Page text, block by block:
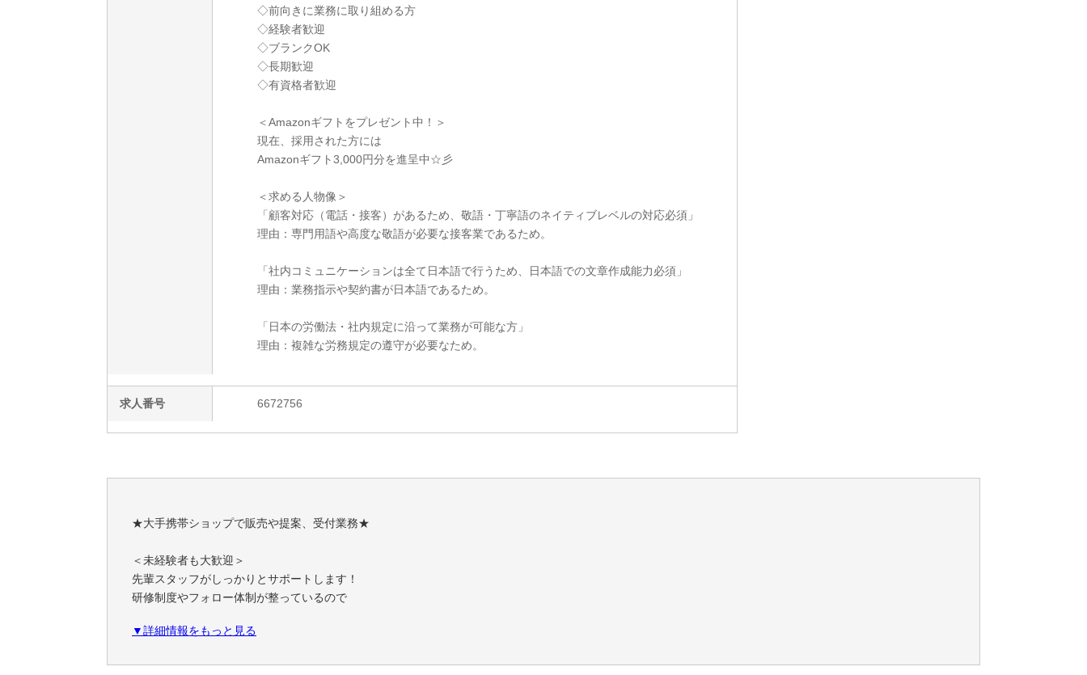
◇前向きに業務に取り組める方
◇経験者歓迎
◇ブランクOK
◇長期歓迎
◇有資格者歓迎
＜Amazonギフトをプレゼント中！＞
現在、採用された方には
Amazonギフト3,000円分を進呈中☆彡
＜求める人物像＞
「顧客対応（電話・接客）があるため、敬語・丁寧語のネイティブレベルの対応必須」
理由：専門用語や高度な敬語が必要な接客業であるため。
「社内コミュニケーションは全て日本語で行うため、日本語での文章作成能力必須」
理由：業務指示や契約書が日本語であるため。
「日本の労働法・社内規定に沿って業務が可能な方」
理由：複雑な労務規定の遵守が必要なため。
求人番号 6672756
★大手携帯ショップで販売や提案、受付業務★
＜未経験者も大歓迎＞
先輩スタッフがしっかりとサポートします！
研修制度やフォロー体制が整っているので
先輩スタッフの8割以上が未経験です！
▼詳細情報をもっと見る